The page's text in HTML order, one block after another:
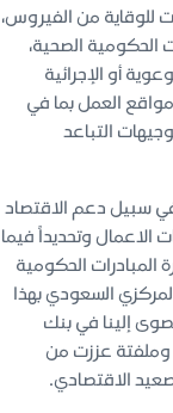
للوقاية من الفيروس،
الحكومية الصحية،
أو الإجرائية
العمل بما في
التباعد
في سبيل دعم الاقتصاد
الاعمال وتحديداً فيما
الحكومية
المركزي السعودي بهذا
إلينا في بنك
وملفتة عززت من
الاقتصادي.